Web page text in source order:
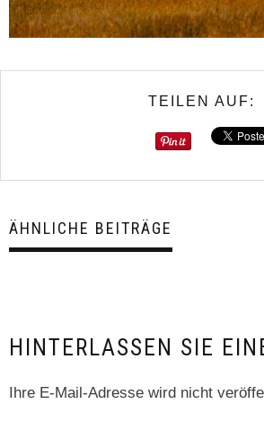
TEILEN AUF:
ÄHNLICHE BEITRÄGE
HINTERLASSEN SIE
Ihre E-Mail-Adresse wird nicht